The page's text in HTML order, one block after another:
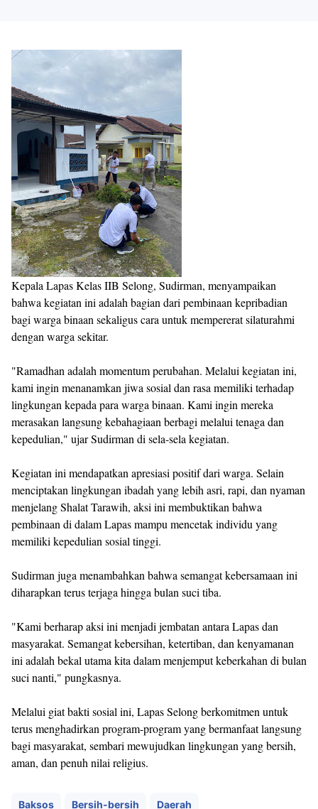
Kepala Lapas Kelas IIB Selong, Sudirman, menyampaikan
bahwa kegiatan ini adalah bagian dari pembinaan kepribadian
bagi warga binaan sekaligus cara untuk mempererat silaturahmi
dengan warga sekitar.
"Ramadhan adalah momentum perubahan. Melalui kegiatan ini,
kami ingin menanamkan jiwa sosial dan rasa memiliki terhadap
lingkungan kepada para warga binaan. Kami ingin mereka
merasakan langsung kebahagiaan berbagi melalui tenaga dan
kepedulian," ujar Sudirman di sela-sela kegiatan.
Kegiatan ini mendapatkan apresiasi positif dari warga. Selain
menciptakan lingkungan ibadah yang lebih asri, rapi, dan nyaman
menjelang Shalat Tarawih, aksi ini membuktikan bahwa
pembinaan di dalam Lapas mampu mencetak individu yang
memiliki kepedulian sosial tinggi.
Sudirman juga menambahkan bahwa semangat kebersamaan ini
diharapkan terus terjaga hingga bulan suci tiba.
"Kami berharap aksi ini menjadi jembatan antara Lapas dan
masyarakat. Semangat kebersihan, ketertiban, dan kenyamanan
ini adalah bekal utama kita dalam menjemput keberkahan di bulan
suci nanti," pungkasnya.
Melalui giat bakti sosial ini, Lapas Selong berkomitmen untuk
terus menghadirkan program-program yang bermanfaat langsung
bagi masyarakat, sembari mewujudkan lingkungan yang bersih,
aman, dan penuh nilai religius.
Baksos Bersih-bersih Daerah